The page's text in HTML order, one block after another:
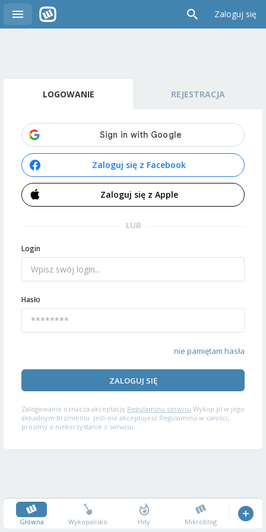
Zaloguj się
LOGOWANIE REJESTRACJA
Zaloguj się z Facebook
Zaloguj się z Apple
LUB
Login
Hasło
nie pamiętam hasła
ZALOGUJ SIĘ
Zalogowanie oznacza akceptację Regulaminu serwisu Wykop.pl w jego
aktualnym brzmieniu. Jeśli nie akceptujesz Regulaminu w całości,
prosimy o niekorzystanie z serwisu.
Główna Wykopalisko Hity Mikroblog